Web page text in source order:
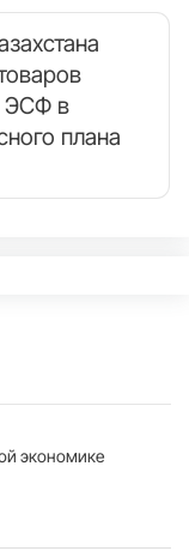
ЭСФ в
плана
экономике